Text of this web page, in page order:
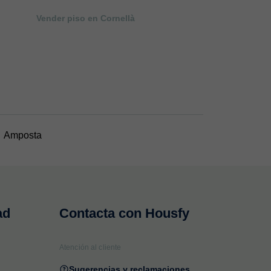
Vender piso en Cornellà
Amposta
Contacta con Housfy
Atención al cliente